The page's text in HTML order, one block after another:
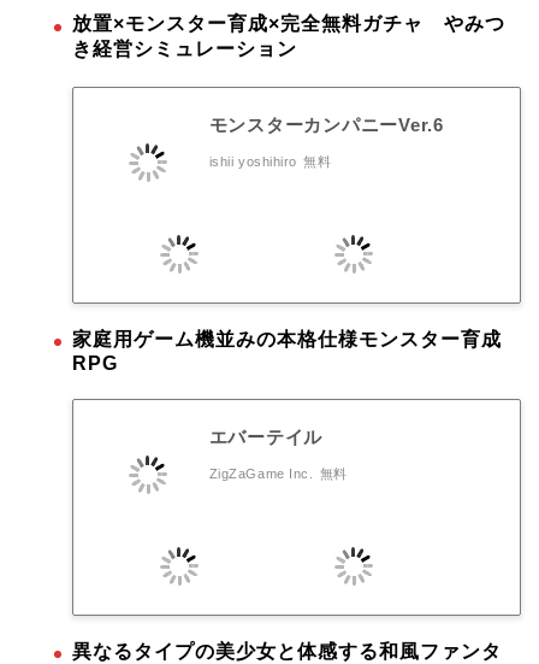
放置×モンスター育成×完全無料ガチャ やみつ
き経営シミュレーション
モンスターカンパニーVer.6
ishii yoshihiro 無料
家庭用ゲーム機並みの本格仕様モンスター育成
RPG
エバーテイル
ZigZaGame Inc. 無料
異なるタイプの美少女と体感する和風ファンタ